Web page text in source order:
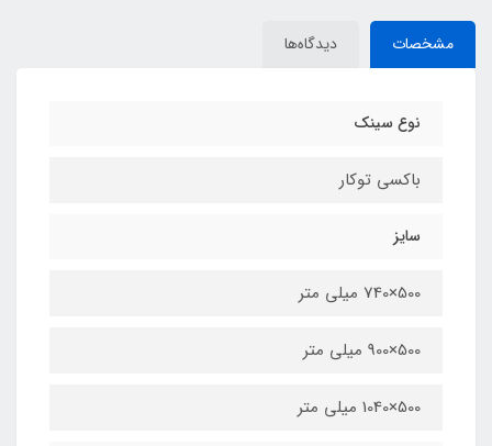
مشخصات دیدگاه‌ها
نوع سینک
باکسی توکار
سایز
500×740 میلی متر
500×900 میلی متر
500×1040 میلی متر